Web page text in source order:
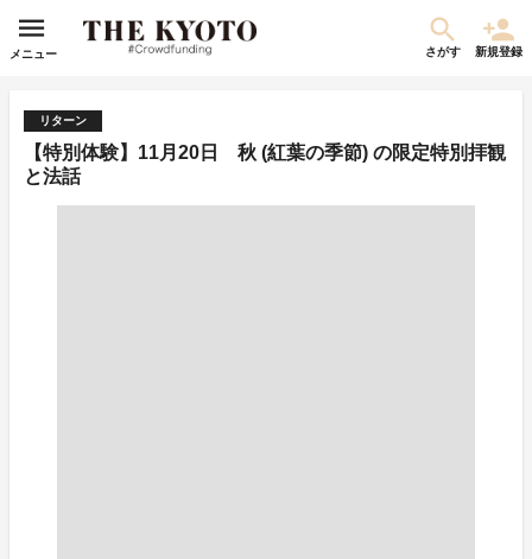
メニュー さがす 新規登録
リターン
【特別体験】11月20日 秋 (紅葉の季節) の限定特別拝観
と法話